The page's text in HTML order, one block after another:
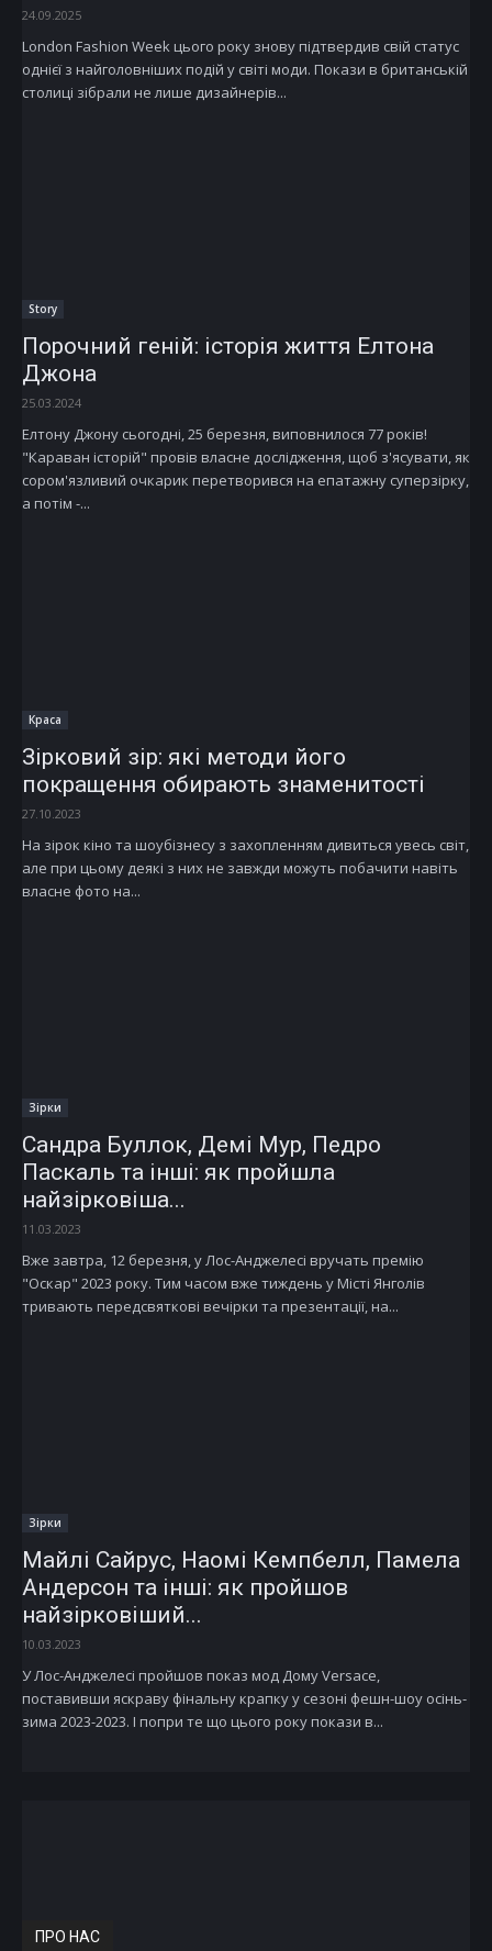
24.09.2025
London Fashion Week цього року знову підтвердив свій статус
однієї з найголовніших подій у світі моди. Покази в британській
столиці зібрали не лише дизайнерів...
Story
Порочний геній: історія життя Елтона
Джона
25.03.2024
Елтону Джону сьогодні, 25 березня, виповнилося 77 років!
"Караван історій" провів власне дослідження, щоб з'ясувати, як
сором'язливий очкарик перетворився на епатажну суперзірку,
а потім -...
Краса
Зірковий зір: які методи його
покращення обирають знаменитості
27.10.2023
На зірок кіно та шоубізнесу з захопленням дивиться увесь світ,
але при цьому деякі з них не завжди можуть побачити навіть
власне фото на...
Зірки
Сандра Буллок, Демі Мур, Педро
Паскаль та інші: як пройшла
найзірковіша...
11.03.2023
Вже завтра, 12 березня, у Лос-Анджелесі вручать премію
"Оскар" 2023 року. Тим часом вже тиждень у Місті Янголів
тривають передсвяткові вечірки та презентації, на...
Зірки
Майлі Сайрус, Наомі Кемпбелл, Памела
Андерсон та інші: як пройшов
найзірковіший...
10.03.2023
У Лос-Анджелесі пройшов показ мод Дому Versace,
поставивши яскраву фінальну крапку у сезоні фешн-шоу осінь-
зима 2023-2023. І попри те що цього року покази в...
ПРО НАС